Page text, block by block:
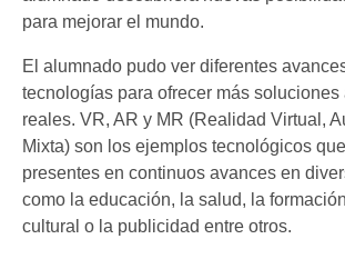
para mejorar el mundo.
El alumnado pudo ver diferentes
tecnologías para ofrecer más soluciones
reales. VR, AR y MR (Realidad Virtual,
Mixta) son los ejemplos tecnológicos
presentes en continuos avances en
como la educación, la salud, la
cultural o la publicidad entre otros.